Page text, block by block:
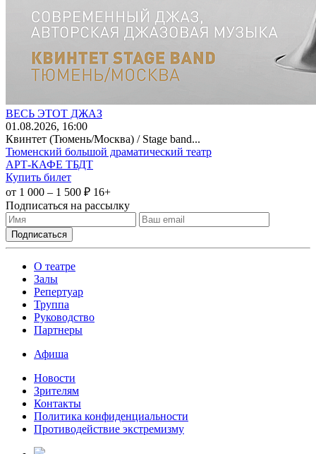
ВЕСЬ ЭТОТ ДЖАЗ
01 .08.2026, 16:00
Квинтет (Тюмень/Москва) / Stage band...
Тюменский большой драматический театр
АРТ-КАФЕ ТБДТ
Купить билет
от 1 000 – 1 500 ₽ 16+
Подписаться на рассылку
О театре
Залы
Репертуар
Труппа
Руководство
Партнеры
Афиша
Новости
Зрителям
Контакты
Политика конфиденциальности
Противодействие экстремизму